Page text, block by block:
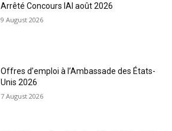
Arrêté Concours IAI août 2026
9 August 2026
Offres d’emploi à l’Ambassade des États-
Unis 2026
7 August 2026